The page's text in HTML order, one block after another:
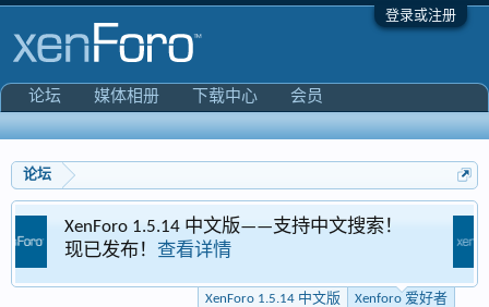
登录或注册
论坛
1.5.14 中文版——支持中文搜索！
！查看详情
XenForo 1.5.14 中文版 Xenforo 爱好者
论坛 媒体相册 下载中心 会员